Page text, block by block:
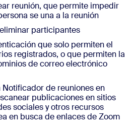
reunión, que permite impedir
se una a la reunión
participantes
que solo permiten el
registrados, o que permiten la
de correo electrónico
Notificador de reuniones en
publicaciones en sitios
sociales y otros recursos
en busca de enlaces de Zoom